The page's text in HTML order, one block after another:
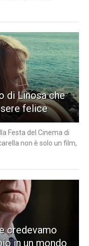
di Linosa che
felice
del Cinema di
non è solo un film,
credevamo
in un mondo